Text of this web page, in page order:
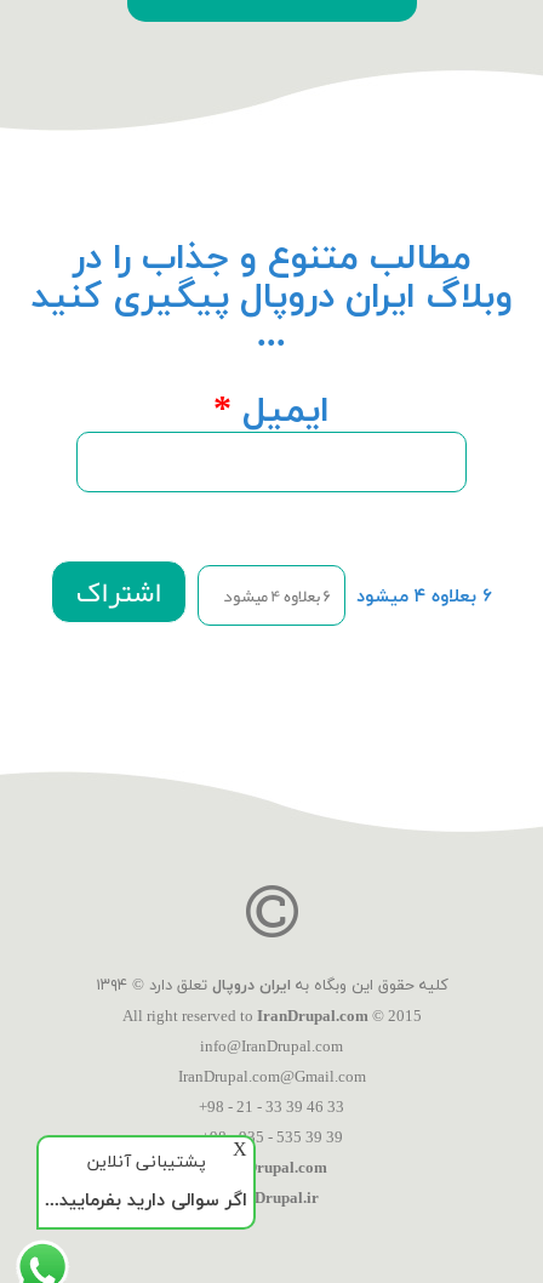
مطالب متنوع و جذاب را در
وبلاگ ایران دروپال پیگیری کنید
...
ایمیل *
۶ بعلاوه ۴ میشود
کلیه حقوق این وبگاه به ایران دروپال تعلق دارد © ۱۳۹۴
All right reserved to IranDrupal.com© 2015
info@IranDrupal.com
IranDrupal.com@Gmail.com
+98 - 21 - 33 39 46 33
+98 - 935 - 535 39 39
IranDrupal.com
IranDrupal.ir
X
پشتیبانی آنلاین
اگر سوالی دارید بفرمایید...